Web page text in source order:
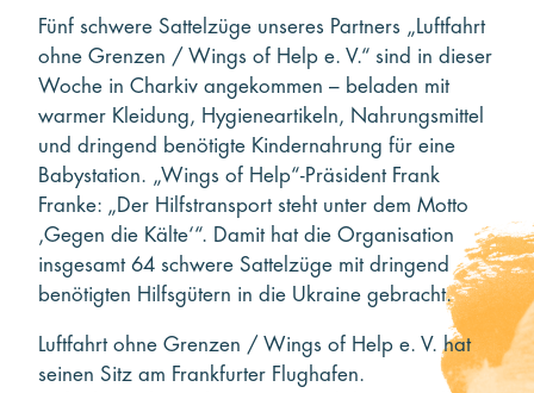
Fünf schwere Sattelzüge unseres Partners „Luftfahrt
ohne Grenzen / Wings of Help e. V.“ sind in dieser
Woche in Charkiv angekommen – beladen mit
warmer Kleidung, Hygieneartikeln, Nahrungsmittel
und dringend benötigte Kindernahrung für eine
Babystation. „Wings of Help“-Präsident Frank
Franke: „Der Hilfstransport steht unter dem Motto
‚Gegen die Kälte‘“. Damit hat die Organisation
insgesamt 64 schwere Sattelzüge mit dringend
benötigten Hilfsgütern in die Ukraine gebracht.
Luftfahrt ohne Grenzen / Wings of Help e. V. hat
seinen Sitz am Frankfurter Flughafen.